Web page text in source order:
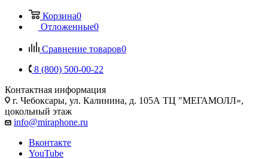
Корзина0
Отложенные0
Сравнение товаров0
8 (800) 500-00-22
Контактная информация
г. Чебоксары, ул. Калинина, д. 105А ТЦ "МЕГАМОЛЛ»,
цокольный этаж
info@miraphone.ru
Вконтакте
YouTube